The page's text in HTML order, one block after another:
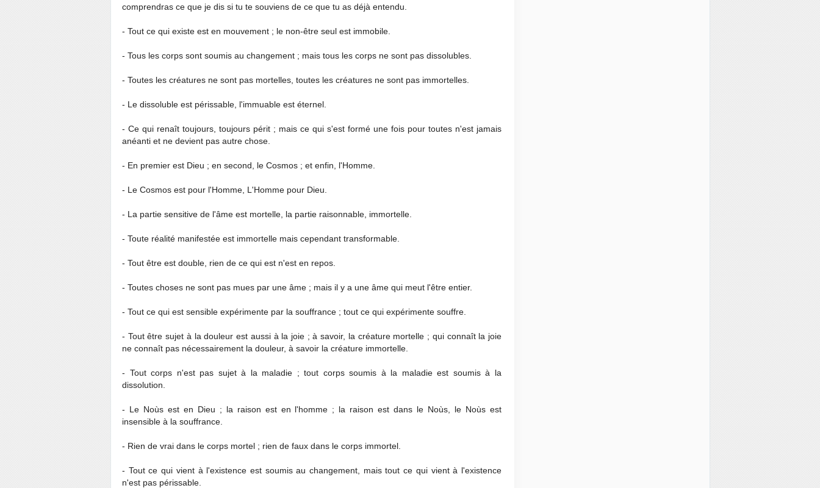
comprendras ce que je dis si tu te souviens de ce que tu as déjà entendu.
- Tout ce qui existe est en mouvement ; le non-être seul est immobile.
- Tous les corps sont soumis au changement ; mais tous les corps ne sont pas dissolubles.
- Toutes les créatures ne sont pas mortelles, toutes les créatures ne sont pas immortelles.
- Le dissoluble est périssable, l'immuable est éternel.
- Ce qui renaît toujours, toujours périt ; mais ce qui s'est formé une fois pour toutes n'est jamais
anéanti et ne devient pas autre chose.
- En premier est Dieu ; en second, le Cosmos ; et enfin, l'Homme.
- Le Cosmos est pour l'Homme, L'Homme pour Dieu.
- La partie sensitive de l'âme est mortelle, la partie raisonnable, immortelle.
- Toute réalité manifestée est immortelle mais cependant transformable.
- Tout être est double, rien de ce qui est n'est en repos.
- Toutes choses ne sont pas mues par une âme ; mais il y a une âme qui meut l'être entier.
- Tout ce qui est sensible expérimente par la souffrance ; tout ce qui expérimente souffre.
- Tout être sujet à la douleur est aussi à la joie ; à savoir, la créature mortelle ; qui connaît la joie
ne connaît pas nécessairement la douleur, à savoir la créature immortelle.
- Tout corps n'est pas sujet à la maladie ; tout corps soumis à la maladie est soumis à la
dissolution.
- Le Noùs est en Dieu ; la raison est en l'homme ; la raison est dans le Noùs, le Noùs est
insensible à la souffrance.
- Rien de vrai dans le corps mortel ; rien de faux dans le corps immortel.
- Tout ce qui vient à l'existence est soumis au changement, mais tout ce qui vient à l'existence
n'est pas périssable.